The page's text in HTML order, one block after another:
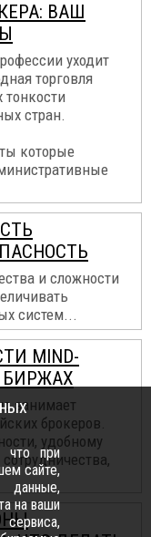
ВАШ
уходит
торговля
тонкости
стран.
которые
и сложности
систем...
MIND-
БИРЖАХ
занимает
брокеров.
удобному
что при
сайте,
на ваши